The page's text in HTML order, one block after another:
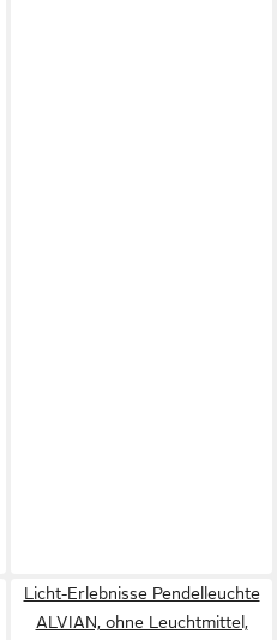
Licht-Erlebnisse Pendelleuchte
ALVIAN, ohne Leuchtmittel,